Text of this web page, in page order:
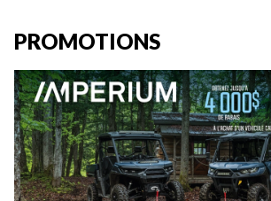
PROMOTIONS